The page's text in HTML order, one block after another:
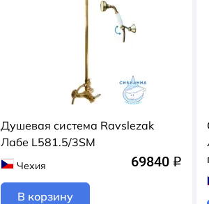
Душевая система Ravslezak
Лабе L581.5/3SM
Чехия 69840 q
В корзину